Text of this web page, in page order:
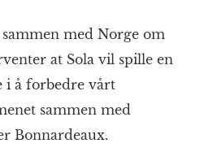
med Norge om
at Sola vil spille en
i å forbedre vårt
sammen med
Bonnardeaux.